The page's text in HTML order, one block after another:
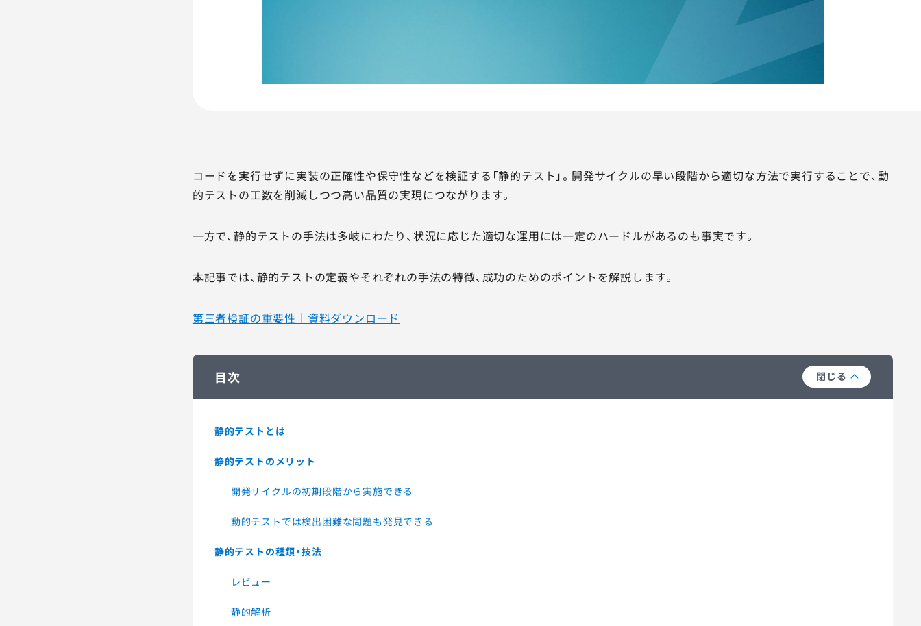
コードを実行せずに実装の正確性や保守性などを検証する「静的テスト」。開発サイクルの早い段階から適切な方法で実行することで、動
的テストの工数を削減しつつ高い品質の実現につながります。
一方で、静的テストの手法は多岐にわたり、状況に応じた適切な運用には一定のハードルがあるのも事実です。
本記事では、静的テストの定義やそれぞれの手法の特徴、成功のためのポイントを解説します。
第三者検証の重要性｜資料ダウンロード
目次 閉じる
静的テストとは
静的テストのメリット
開発サイクルの初期段階から実施できる
動的テストでは検出困難な問題も発見できる
静的テストの種類・技法
レビュー
静的解析